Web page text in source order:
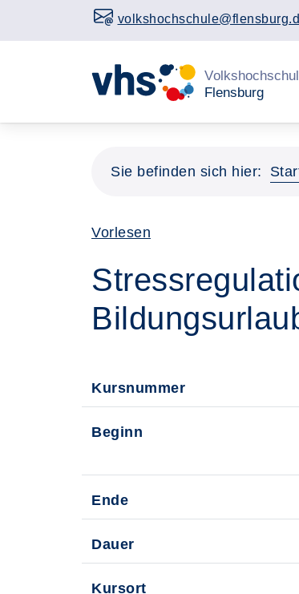
Sie befinden sich hier:
Vorlesen
Kursnummer
Beginn
Ende
Dauer
Kursort